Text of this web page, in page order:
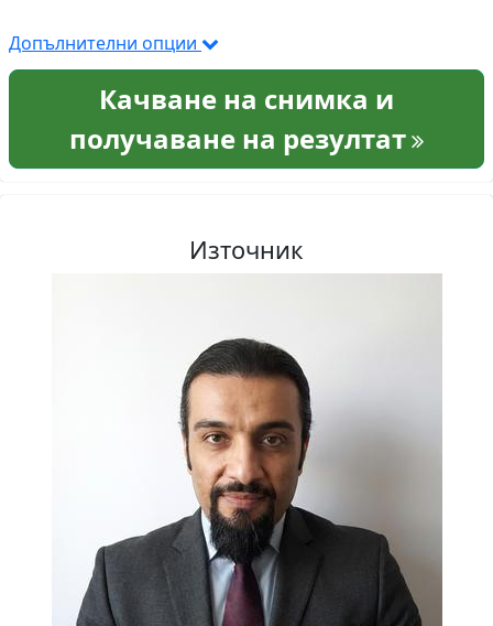
Допълнителни опции
Качване на снимка и
получаване на резултат
Източник